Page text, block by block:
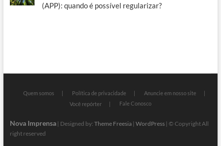
(APP): quando é possível regularizar?
Quem somos Política de privacidade
Anuncie em nosso site
Você repórter
Fale Conosco
Nova Imprensa| Designed by: Theme Freesia| WordPress| © Copyright All
right reserved